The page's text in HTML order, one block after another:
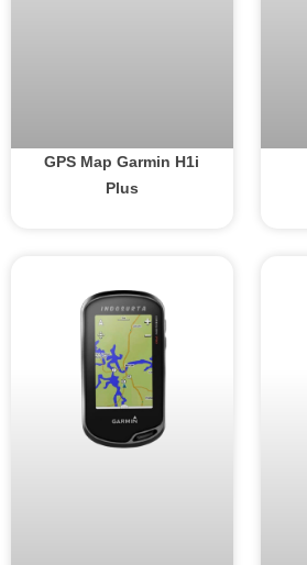
GPS Map Garmin H1i
Plus